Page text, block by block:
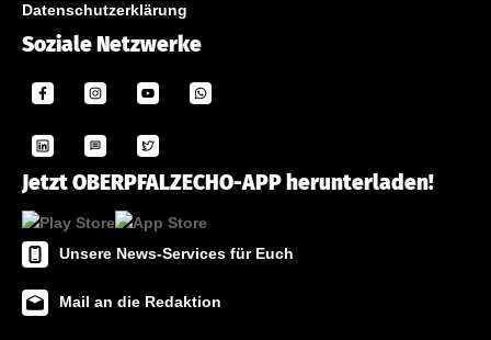
Datenschutzerklärung
Soziale Netzwerke
Jetzt OBERPFALZECHO-APP herunterladen!
Unsere News-Services für Euch
Mail an die Redaktion